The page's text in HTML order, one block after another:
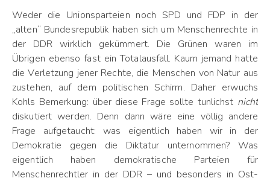
Weder die Unionsparteien noch SPD und FDP in der
„alten“ Bundesrepublik haben sich um Menschenrechte in
der DDR wirklich gekümmert. Die Grünen waren im
Übrigen ebenso fast ein Totalausfall. Kaum jemand hatte
die Verletzung jener Rechte, die Menschen von Natur aus
zustehen, auf dem politischen Schirm. Daher erwuchs
Kohls Bemerkung: über diese Frage sollte tunlichst nicht
diskutiert werden. Denn dann wäre eine völlig andere
Frage aufgetaucht: was eigentlich haben wir in der
Demokratie gegen die Diktatur unternommen? Was
eigentlich haben demokratische Parteien für
Menschenrechtler in der DDR – und besonders in Ost-